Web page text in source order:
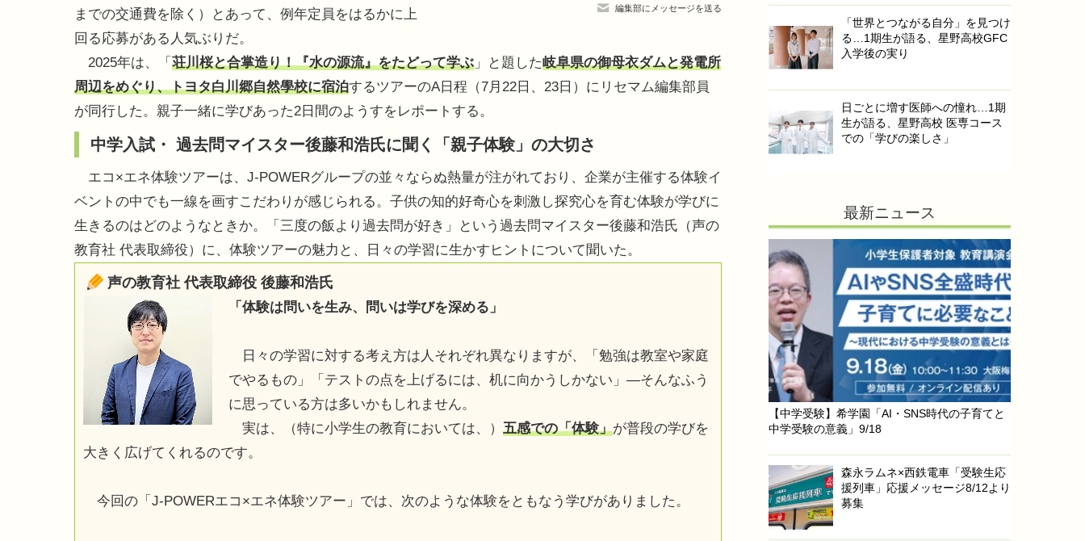
編集部にメッセージを送る
までの交通費を除く）とあって、例年定員をはるかに上
回る応募がある人気ぶりだ。
2025年は、「 荘川桜と合掌造り！『水の源流』をたどって学ぶ 」と題した岐阜県の御母衣ダムと発電所
周辺をめぐり、トヨタ白川郷自然學校に宿泊するツアーのA日程（7月22日、23日）にリセマム編集部員
が同行した。親子一緒に学びあった2日間のようすをレポートする。
中学入試・ 過去問マイスター後藤和浩氏に聞く「親子体験」の大切さ
エコ×エネ体験ツアーは、J-POWERグループの並々ならぬ熱量が注がれており、企業が主催する体験イ
ベントの中でも一線を画すこだわりが感じられる。子供の知的好奇心を刺激し探究心を育む体験が学びに
生きるのはどのようなときか。「三度の飯より過去問が好き」という過去問マイスター後藤和浩氏（声の
教育社 代表取締役）に、体験ツアーの魅力と、日々の学習に生かすヒントについて聞いた。
声の教育社 代表取締役 後藤和浩氏
「体験は問いを生み、問いは学びを深める」
日々の学習に対する考え方は人それぞれ異なりますが、「勉強は教室や家庭
でやるもの」「テストの点を上げるには、机に向かうしかない」―そんなふう
に思っている方は多いかもしれません。
実は、（特に小学生の教育においては、） 五感での「体験」が普段の学びを
大きく広げてくれるのです。
今回の「J-POWERエコ×エネ体験ツアー」では、次のような体験をともなう学びがありました。
「世界とつながる自分」を見つけ
る…1期生が語る、星野高校GFC
入学後の実り
日ごとに増す医師への憧れ…1期
生が語る、星野高校 医専コース
での「学びの楽しさ」
最新ニュース
【中学受験】希学園「AI・SNS時代の子育てと
中学受験の意義」9/18
森永ラムネ×西鉄電車「受験生応
援列車」応援メッセージ8/12より
募集